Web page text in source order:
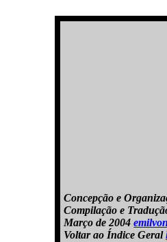
Concepção e
Compilação e
Março de 2004
Voltar ao Índice Geral